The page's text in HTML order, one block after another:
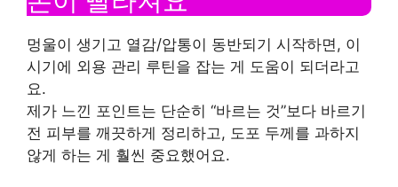
멍울이 생기고 열감/압통이 동반되기 시작하면, 이
시기에 외용 관리 루틴을 잡는 게 도움이 되더라고
요.
제가 느낀 포인트는 단순히 “바르는 것”보다 바르기
전 피부를 깨끗하게 정리하고, 도포 두께를 과하지
않게 하는 게 훨씬 중요했어요.